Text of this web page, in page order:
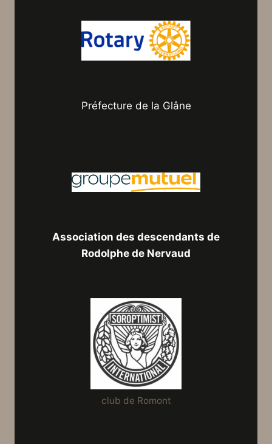
Préfecture de la Glâne
Association des descendants de
Rodolphe de Nervaud
club de Romont